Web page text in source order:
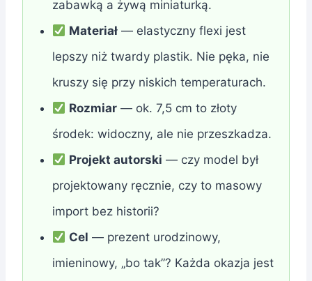
zabawką a żywą miniaturką.
Materiał — elastyczny flexi jest
lepszy niż twardy plastik. Nie pęka, nie
kruszy się przy niskich temperaturach.
Rozmiar — ok. 7,5 cm to złoty
środek: widoczny, ale nie przeszkadza.
Projekt autorski — czy model był
projektowany ręcznie, czy to masowy
import bez historii?
Cel — prezent urodzinowy,
imieninowy, „bo tak”? Każda okazja jest